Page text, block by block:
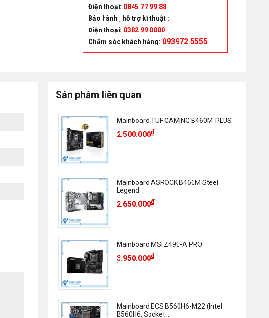
Điện thoại: 0845 77 99 88
Bảo hành , hỗ trợ kĩ thuật :
Điện thoại: 0382 99 0000
Chăm sóc khách hàng: 093972 5555
Sản phẩm liên quan
Mainboard TUF GAMING B460M-PLUS
2.500.000₫
Mainboard ASROCK B460M Steel
Legend
2.650.000₫
Mainboard MSI Z490-A PRO
3.950.000₫
Mainboard ECS B560H6-M22 (Intel
B560H6, Socket ..